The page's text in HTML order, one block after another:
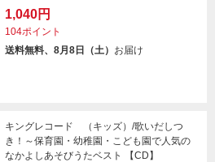
1,040円
104ポイント
送料無料、8月8日（土） お届け
キングレコード （キッズ）/歌いだしつ
き！～保育園・幼稚園・こども園で人気の
なかよしあそびうたベスト 【CD】